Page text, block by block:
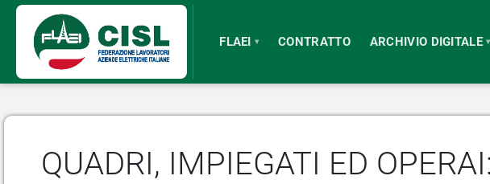
Skip
FLAEI ▾ CONTRATTO ARCHIVIO DIGITALE ▾
QUADRI, IMPIEGATI ED